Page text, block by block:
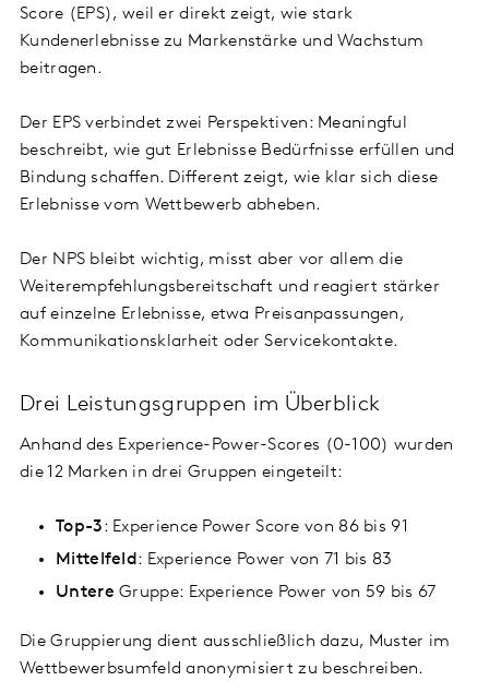
Score (EPS), weil er direkt zeigt, wie stark
Kundenerlebnisse zu Markenstärke und Wachstum
beitragen.
Der EPS verbindet zwei Perspektiven: Meaningful
beschreibt, wie gut Erlebnisse Bedürfnisse erfüllen und
Bindung schaffen. Different zeigt, wie klar sich diese
Erlebnisse vom Wettbewerb abheben.
Der NPS bleibt wichtig, misst aber vor allem die
Weiterempfehlungsbereitschaft und reagiert stärker
auf einzelne Erlebnisse, etwa Preisanpassungen,
Kommunikationsklarheit oder Servicekontakte.
Drei Leistungsgruppen im Überblick
Anhand des Experience-Power-Scores (0-100) wurden
die 12 Marken in drei Gruppen eingeteilt:
Top-3: Experience Power Score von 86 bis 91
Mittelfeld : Experience Power von 71 bis 83
Untere Gruppe: Experience Power von 59 bis 67
Die Gruppierung dient ausschließlich dazu, Muster im
Wettbewerbsumfeld anonymisiert zu beschreiben.